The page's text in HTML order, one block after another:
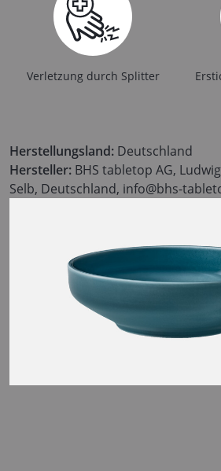
Verletzung durch Splitter
Herstellungsland: Deutschland
Hersteller: BHS tabletop AG,
Selb, Deutschland, info@bhs-